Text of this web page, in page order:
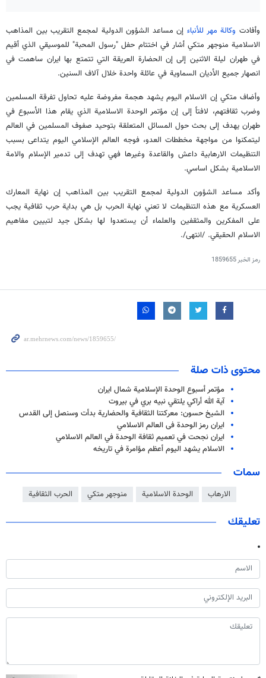
وأفادت وكالة مهر للأنباءإن مساعد الشؤون الدولية لمجمع التقريب بين المذاهب
الاسلامية منوجهر متكي أشار في اختتام حفل "رسول المحبة" للموسيقي الذي أقيم
في طهران ليلة الاثنين إلى إن الحضارة العريقة التي تتمتع بها ايران ساهمت في
انصهار جميع الأديان السماوية في عائلة واحدة خلال آلاف السنين.
وأضاف متكي إن الاسلام اليوم يشهد هجمة مفروضة عليه تحاول تفرقة المسلمين
وضرب ثقافتهم، لافتاً إلى إن مؤتمر الوحدة الاسلامية الذي يقام هذا الأسبوع في
طهران يهدف إلى بحث حول المسائل المتعلقة بتوحيد صفوف المسلمين في العالم
ليتمكنوا من مواجهة مخططات العدو، فوجه العالم الإسلامي اليوم يتداعى بسبب
التنظيمات الارهابية داعش والقاعدة وغيرها فهي تهدف إلى تدمير الإسلام والامة
الاسلامية بشكل اساسي.
وأكد مساعد الشؤون الدولية لمجمع التقريب بين المذاهب إن نهاية المعارك
العسكرية مع هذه التنظيمات لا تعني نهاية الحرب بل هي بداية حرب ثقافية يجب
على المفكرين والمثقفين والعلماء أن يستعدوا لها بشكل جيد لتبيين مفاهيم
الاسلام الحقيقي. /انتهى/.
رمز الخبر1859655
محتوى ذات صلة
مؤتمر أسبوع الوحدة الإسلامية شمال ايران
آية الله أراكي يلتقي نبيه بري في بيروت
الشيخ حسون: معركتنا الثقافية والحضارية بدأت وسنصل إلى القدس
ايران رمز الوحدة فى العالم الاسلامي
ايران نجحت في تعميم ثقافة الوحدة في العالم الاسلامي
الاسلام يشهد اليوم أعظم مؤامرة في تاريخه
سمات
الارهاب الوحدة الاسلامية منوجهر متكي الحرب الثقافية
تعليقك